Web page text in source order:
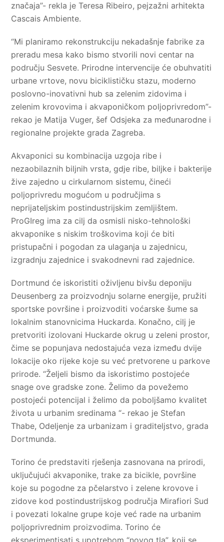
značaja”- rekla je Teresa Ribeiro, pejzažni arhitekta
Cascais Ambiente.
“Mi planiramo rekonstrukciju nekadašnje fabrike za
preradu mesa kako bismo stvorili novi centar na
području Sesvete. Prirodne intervencije će obuhvatiti
urbane vrtove, novu biciklističku stazu, moderno
poslovno-inovativni hub sa zelenim zidovima i
zelenim krovovima i akvaponičkom poljoprivredom”-
rekao je Matija Vuger, šef Odsjeka za međunarodne i
regionalne projekte grada Zagreba.
Akvaponici su kombinacija uzgoja ribe i
nezaobilaznih biljnih vrsta, gdje ribe, biljke i bakterije
žive zajedno u cirkularnom sistemu, čineći
poljoprivredu mogućom u područjima s
neprijateljskim postindustrijskim zemljištem.
ProGIreg ima za cilj da osmisli nisko-tehnološki
akvaponike s niskim troškovima koji će biti
pristupačni i pogodan za ulaganja u zajednicu,
izgradnju zajednice i svakodnevni rad zajednice.
Dortmund će iskoristiti oživljenu bivšu deponiju
Deusenberg za proizvodnju solarne energije, pružiti
sportske površine i proizvoditi voćarske šume sa
lokalnim stanovnicima Huckarda. Konačno, cilj je
pretvoriti izolovani Huckarde okrug u zeleni prostor,
čime se popunjava nedostajuća veza između dvije
lokacije oko rijeke koje su već pretvorene u parkove
prirode. “Željeli bismo da iskoristimo postojeće
snage ove gradske zone. Želimo da povežemo
postojeći potencijal i želimo da poboljšamo kvalitet
života u urbanim sredinama “- rekao je Stefan
Thabe, Odeljenje za urbanizam i graditeljstvo, grada
Dortmunda.
Torino će predstaviti rješenja zasnovana na prirodi,
uključujući akvaponike, trake za bicikle, površine
koje su pogodne za pčelarstvo i zelene krovove i
zidove kod postindustrijskog područja Mirafiori Sud
i povezati lokalne grupe koje već rade na urbanim
poljoprivrednim proizvodima. Torino će
eksperimentisati s upotrebom “novog tla”, koji se